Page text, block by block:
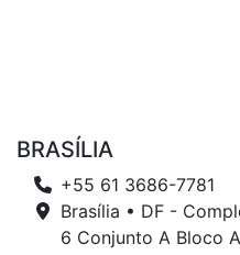
BRASÍLIA
+55 61 3686-7781
Brasília • DF -
6 Conjunto A Bloco